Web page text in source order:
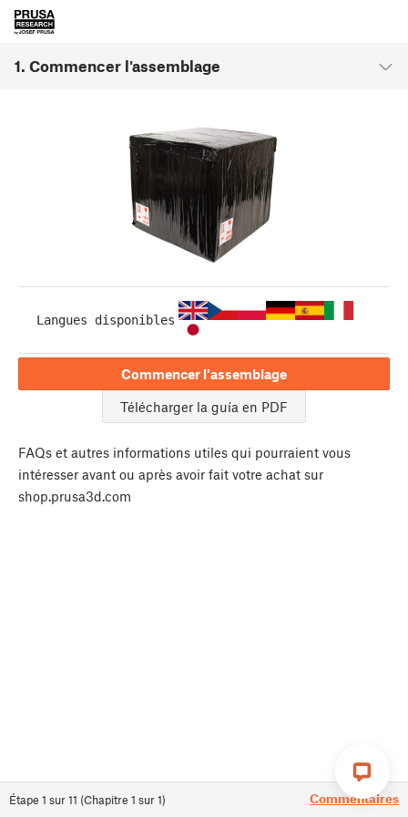
1. Commencer l'assemblage
Étape 1 sur11 (Chapitre 1 sur1) Commentaires
Langues disponibles
Commencer l'assemblage
Télécharger la guía en PDF
FAQs et autres informations utiles qui pourraient vous
intéresser avant ou après avoir fait votre achat sur
shop.prusa3d.com